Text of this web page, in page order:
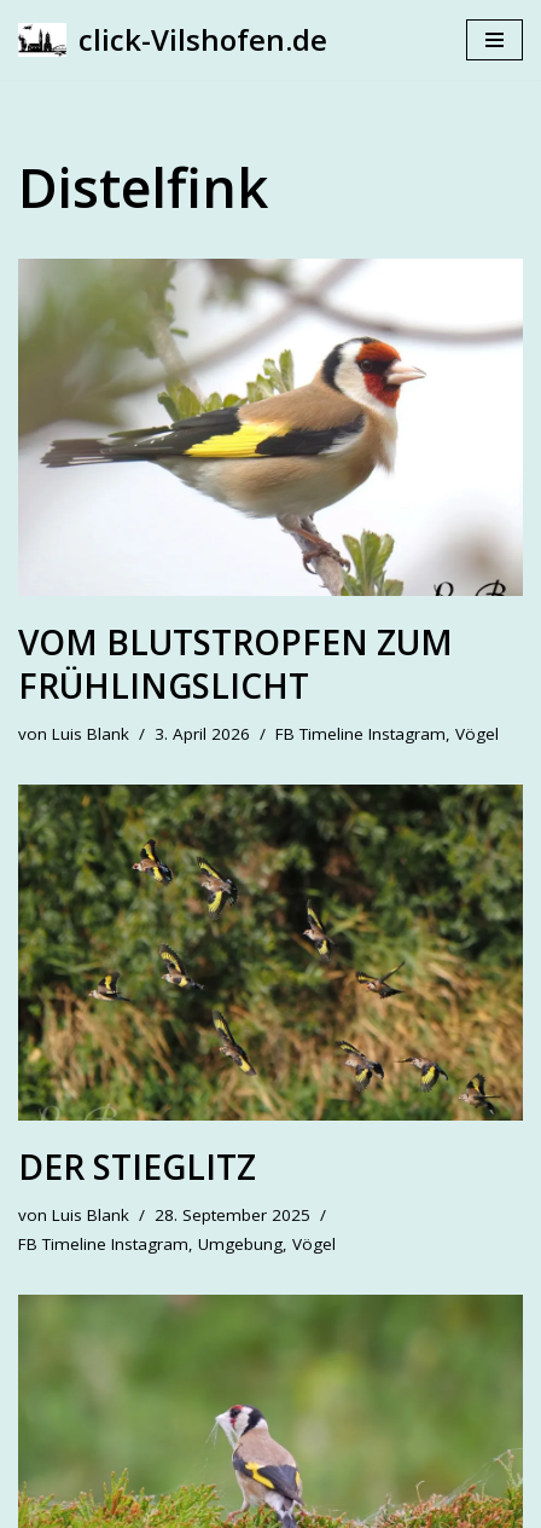
click-Vilshofen.de
Distelfink
VOM BLUTSTROPFEN ZUM
FRÜHLINGSLICHT
von Luis Blank 3. April 2026 FB Timeline Instagram, Vögel
DER STIEGLITZ
von Luis Blank
28. September 2025
FB Timeline Instagram, Umgebung, Vögel